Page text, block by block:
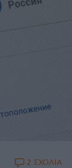
2 ΣΧΟΛΙΑ